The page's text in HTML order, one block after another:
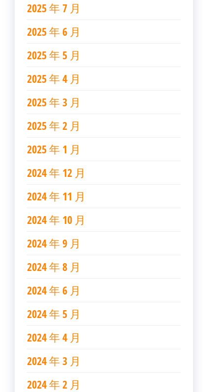
2025 年 7 月
2025 年 6 月
2025 年 5 月
2025 年 4 月
2025 年 3 月
2025 年 2 月
2025 年 1 月
2024 年 12 月
2024 年 11 月
2024 年 10 月
2024 年 9 月
2024 年 8 月
2024 年 6 月
2024 年 5 月
2024 年 4 月
2024 年 3 月
2024 年 2 月